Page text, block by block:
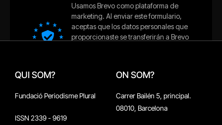
QUI SOM?
Fundació Periodisme Plural
ISSN 2339 - 9619
ON SOM?
Carrer Bailén 5, principal.
08010, Barcelona